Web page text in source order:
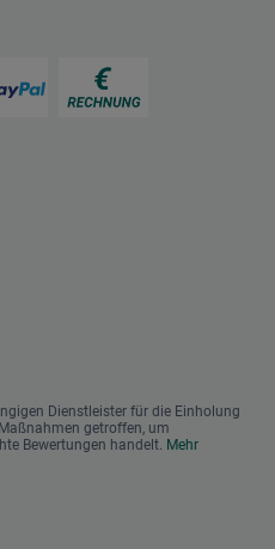
Dienstleister für die Einholung
getroffen, um
Bewertungen handelt. Mehr